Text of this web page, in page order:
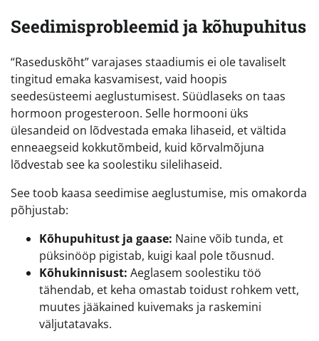
Seedimisprobleemid ja kõhupuhitus
“Raseduskõht” varajases staadiumis ei ole tavaliselt
tingitud emaka kasvamisest, vaid hoopis
seedesüsteemi aeglustumisest. Süüdlaseks on taas
hormoon progesteroon. Selle hormooni üks
ülesandeid on lõdvestada emaka lihaseid, et vältida
enneaegseid kokkutõmbeid, kuid kõrvalmõjuna
lõdvestab see ka soolestiku silelihaseid.
See toob kaasa seedimise aeglustumise, mis omakorda
põhjustab:
Kõhupuhitust ja gaase: Naine võib tunda, et
püksinööp pigistab, kuigi kaal pole tõusnud.
Kõhukinnisust: Aeglasem soolestiku töö
tähendab, et keha omastab toidust rohkem vett,
muutes jääkained kuivemaks ja raskemini
väljutatavaks.